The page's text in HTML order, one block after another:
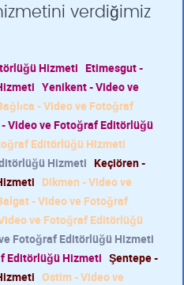
verdiğimiz
Hizmeti Etimesgut -
Yenikent - Video ve
- Video ve Fotoğraf
Video ve Fotoğraf Editörlüğü
Editörlüğü Hizmeti
Hizmeti Keçiören -
Dikmen - Video ve
- Video ve Fotoğraf
ve Fotoğraf Editörlüğü
Fotoğraf Editörlüğü Hizmeti
Editörlüğü Hizmeti Şentepe -
Ostim - Video ve